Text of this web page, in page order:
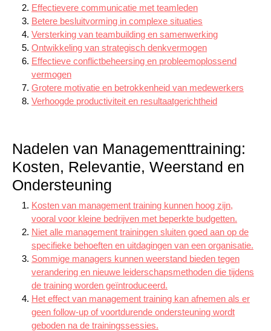
Effectievere communicatie met teamleden
Betere besluitvorming in complexe situaties
Versterking van teambuilding en samenwerking
Ontwikkeling van strategisch denkvermogen
Effectieve conflictbeheersing en probleemoplossend
vermogen
Grotere motivatie en betrokkenheid van medewerkers
Verhoogde productiviteit en resultaatgerichtheid
Nadelen van Managementtraining:
Kosten, Relevantie, Weerstand en
Ondersteuning
Kosten van management training kunnen hoog zijn,
vooral voor kleine bedrijven met beperkte budgetten.
Niet alle management trainingen sluiten goed aan op de
specifieke behoeften en uitdagingen van een organisatie.
Sommige managers kunnen weerstand bieden tegen
verandering en nieuwe leiderschapsmethoden die tijdens
de training worden geïntroduceerd.
Het effect van management training kan afnemen als er
geen follow-up of voortdurende ondersteuning wordt
geboden na de trainingssessies.